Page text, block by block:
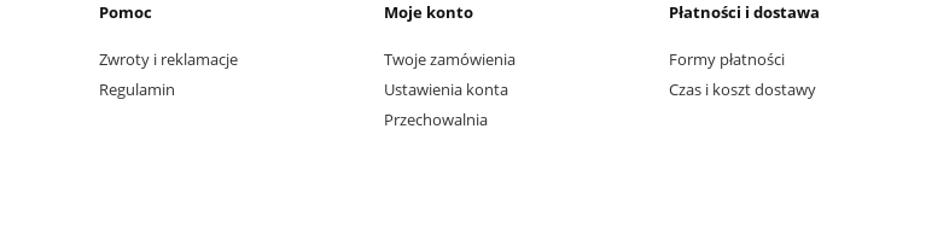
Pomoc
Zwroty i reklamacje
Regulamin
Moje konto
Twoje zamówienia
Ustawienia konta
Przechowalnia
Płatności i dostawa
Formy płatności
Czas i koszt dostawy